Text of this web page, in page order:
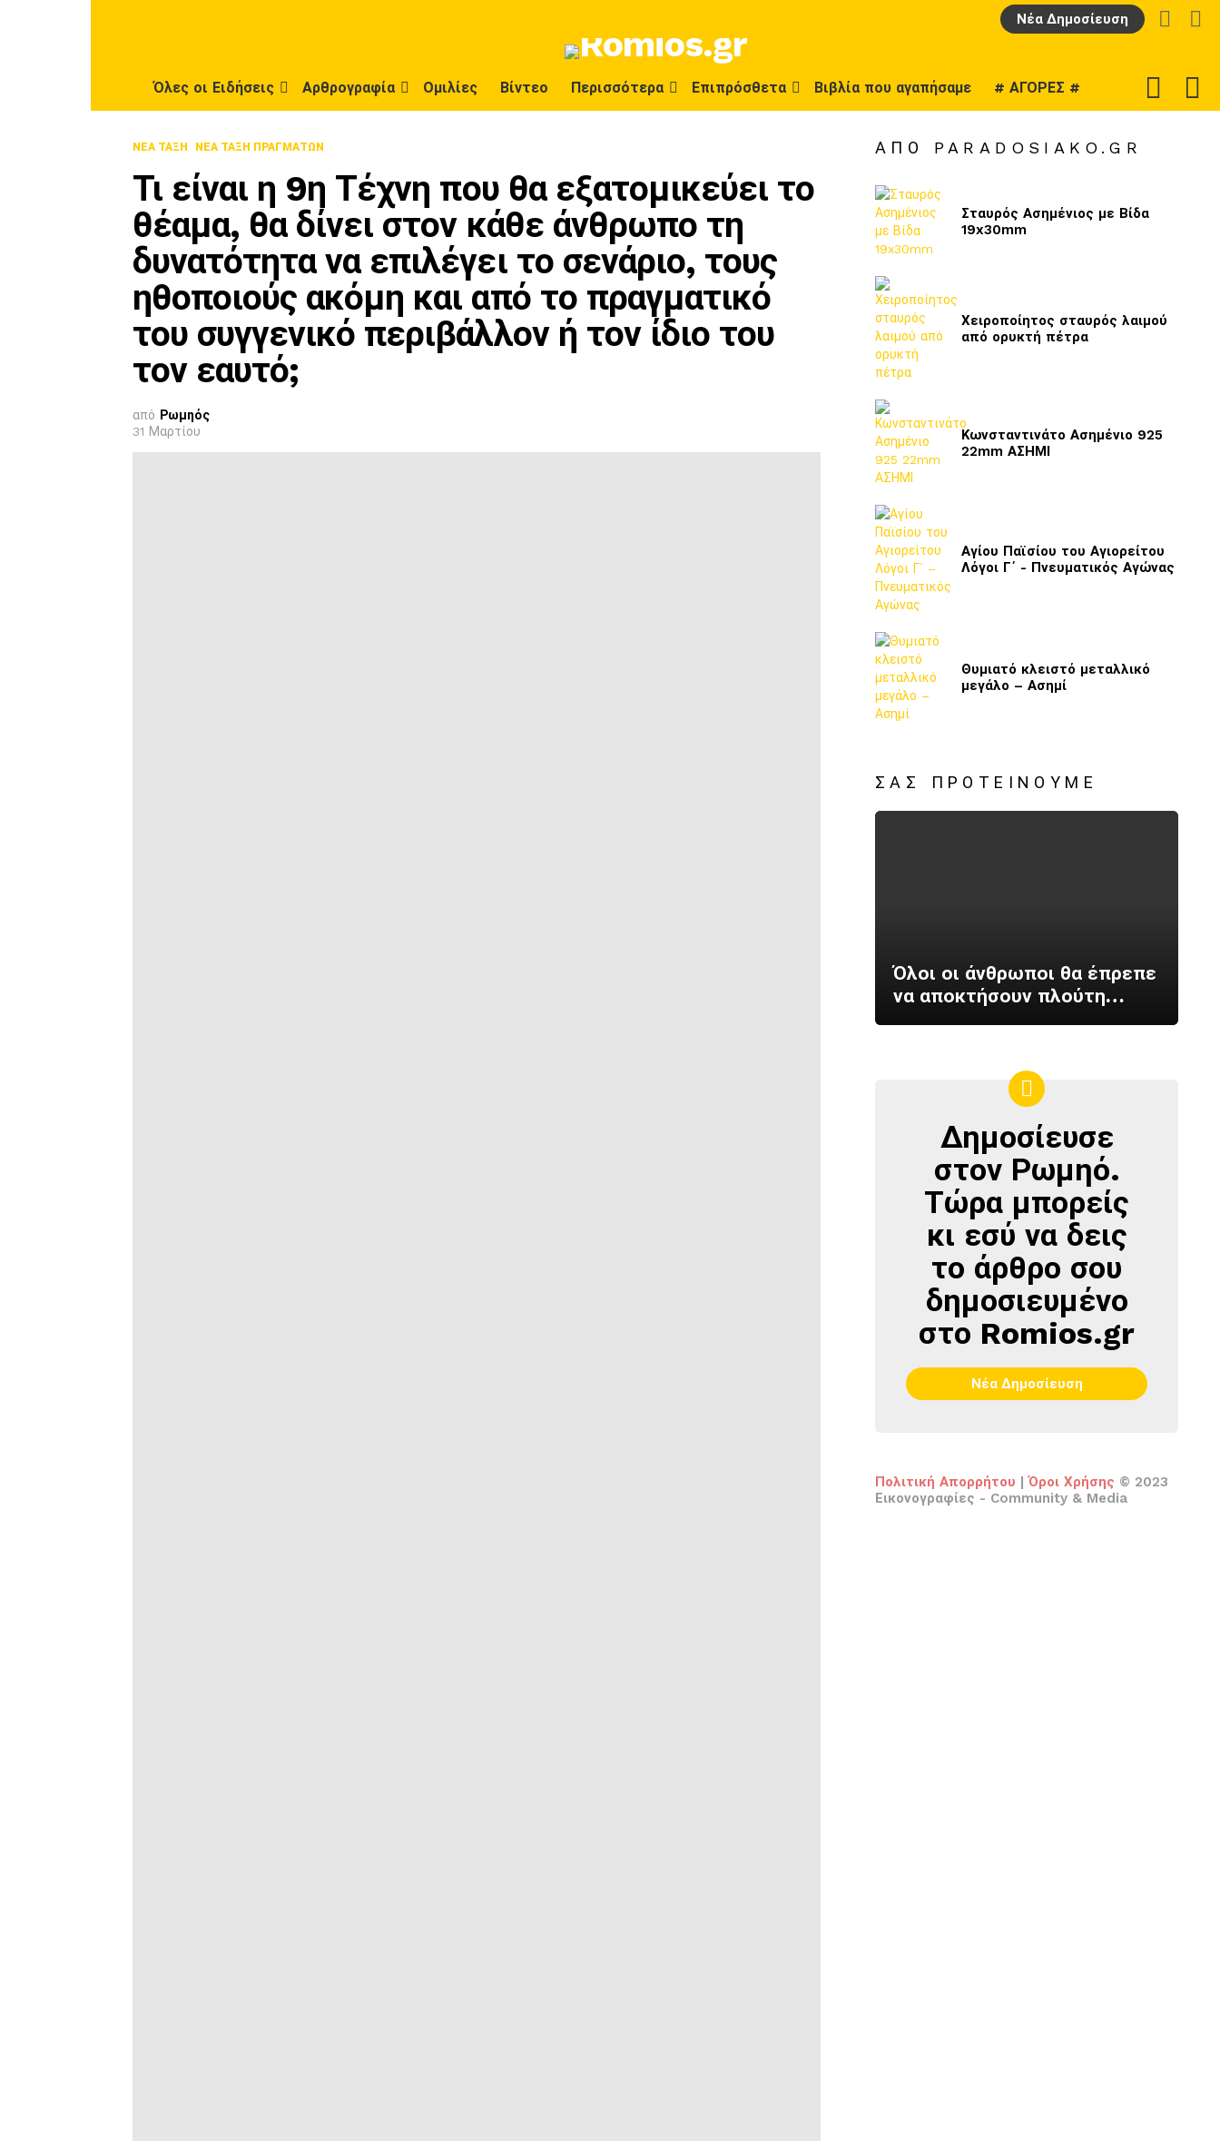
Νέα Δημοσίευση
LOGIN
Όλες οι Ειδήσεις Αρθρογραφία Ομιλίες Βίντεο Περισσότερα Επιπρόσθετα Βιβλία που αγαπήσαμε # ΑΓΟΡΕΣ #
SKIN
ΝΈΑ ΤΆΞΗ ΝΈΑ ΤΆΞΗ ΠΡΑΓΜΆΤΩΝ
Τι είναι η 9η Τέχνη που θα εξατομικεύει το
θέαμα, θα δίνει στον κάθε άνθρωπο τη
δυνατότητα να επιλέγει το σενάριο, τους
ηθοποιούς ακόμη και από το πραγματικό
του συγγενικό περιβάλλον ή τον ίδιο του
τον εαυτό;
από Ρωμηός
31 Μαρτίου
ΑΠΌ PARADOSIAKO.GR
Σταυρός Ασημένιος με Βίδα
19x30mm
Χειροποίητος σταυρός λαιμού
από ορυκτή πέτρα
Κωνσταντινάτο Ασημένιο 925
22mm ΑΣΗΜΙ
Αγίου Παϊσίου του Αγιορείτου
Λόγοι Γ΄ - Πνευματικός Αγώνας
Θυμιατό κλειστό μεταλλικό
μεγάλο – Ασημί
ΣΑΣ ΠΡΟΤΕΊΝΟΥΜΕ
Όλοι οι άνθρωποι θα έπρεπε
να αποκτήσουν πλούτη…
ΔΗΜΟΣΊΕΥΣΕ
ΣΤΟΝ
ΡΩΜΗΌ
Δημοσίευσε
στον Ρωμηό.
Τώρα μπορείς
κι εσύ να δεις
το άρθρο σου
δημοσιευμένο
στο Romios.gr
Νέα Δημοσίευση
Πολιτική Απορρήτου | Όροι Χρήσης © 2023
Εικονογραφίες - Community & Media